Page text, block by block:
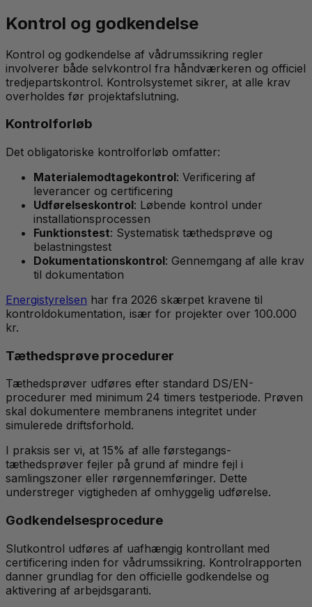
Kontrol og godkendelse
Kontrol og godkendelse af vådrumssikring regler
involverer både selvkontrol fra håndværkeren og officiel
tredjepartskontrol. Kontrolsystemet sikrer, at alle krav
overholdes før projektafslutning.
Kontrolforløb
Det obligatoriske kontrolforløb omfatter:
Materialemodtagekontrol: Verificering af
leverancer og certificering
Udførelseskontrol: Løbende kontrol under
installationsprocessen
Funktionstest: Systematisk tæthedsprøve og
belastningstest
Dokumentationskontrol: Gennemgang af alle krav
til dokumentation
Energistyrelsen har fra 2026 skærpet kravene til
kontroldokumentation, især for projekter over 100.000
kr.
Tæthedsprøve procedurer
Tæthedsprøver udføres efter standard DS/EN-
procedurer med minimum 24 timers testperiode. Prøven
skal dokumentere membranens integritet under
simulerede driftsforhold.
I praksis ser vi, at 15% af alle førstegangs-
tæthedsprøver fejler på grund af mindre fejl i
samlingszoner eller rørgennemføringer. Dette
understreger vigtigheden af omhyggelig udførelse.
Godkendelsesprocedure
Slutkontrol udføres af uafhængig kontrollant med
certificering inden for vådrumssikring. Kontrolrapporten
danner grundlag for den officielle godkendelse og
aktivering af arbejdsgaranti.